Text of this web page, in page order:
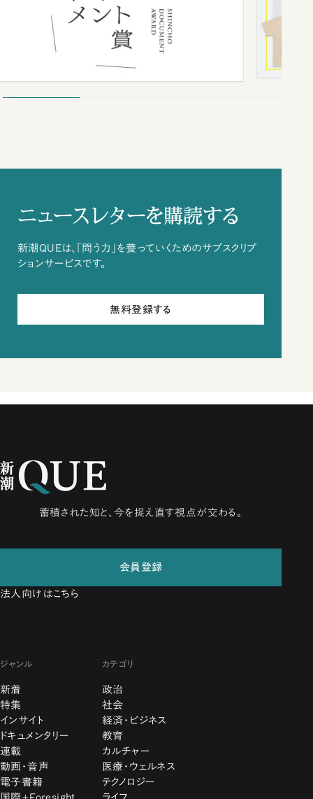
ニュースレターを購読する
新潮QUEは、「問う力」を養っていくためのサブスクリプ
ションサービスです。
無料登録する
蓄積された知と、今を捉え直す視点が交わる。
会員登録
法人向けはこちら
ジャンル
新着
特集
インサイト
ドキュメンタリー
連載
動画・音声
電子書籍
カテゴリ
政治
社会
経済・ビジネス
教育
カルチャー
医療・ウェルネス
テクノロジー